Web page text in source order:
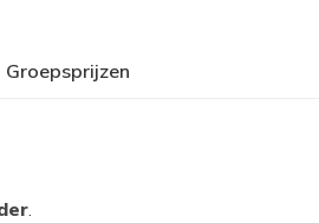
Groepsprijzen
.